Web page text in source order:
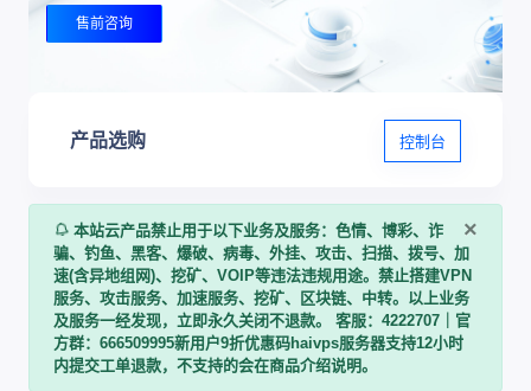
售前咨询
产品选购 控制台
×
本站云产品禁止用于以下业务及服务：色情、博彩、诈
骗、钓鱼、黑客、爆破、病毒、外挂、攻击、扫描、拨号、加
速(含异地组网)、挖矿、VOIP等违法违规用途。禁止搭建VPN
服务、攻击服务、加速服务、挖矿、区块链、中转。以上业务
及服务一经发现，立即永久关闭不退款。 客服：4222707｜官
方群：666509995新用户9折优惠码haivps服务器支持12小时
内提交工单退款，不支持的会在商品介绍说明。